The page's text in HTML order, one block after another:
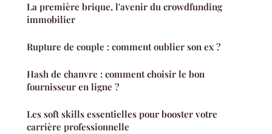
La première brique, l'avenir du crowdfunding
immobilier
Rupture de couple : comment oublier son ex ?
Hash de chanvre : comment choisir le bon
fournisseur en ligne ?
Les soft skills essentielles pour booster votre
carrière professionnelle